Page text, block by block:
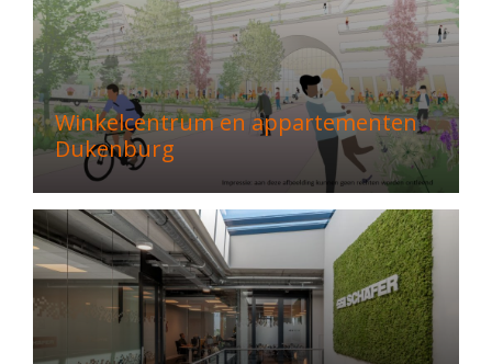
Winkelcentrum en appartementen
Dukenburg